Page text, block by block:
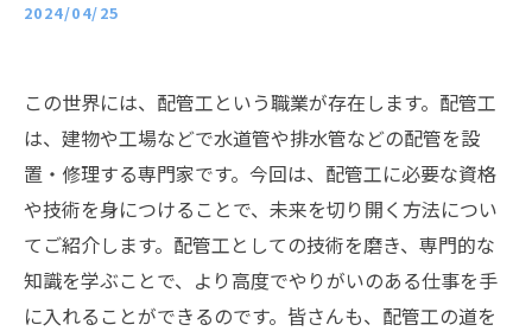
2024/04/25
この世界には、配管工という職業が存在します。配管工
は、建物や工場などで水道管や排水管などの配管を設
置・修理する専門家です。今回は、配管工に必要な資格
や技術を身につけることで、未来を切り開く方法につい
てご紹介します。配管工としての技術を磨き、専門的な
知識を学ぶことで、より高度でやりがいのある仕事を手
に入れることができるのです。皆さんも、配管工の道を